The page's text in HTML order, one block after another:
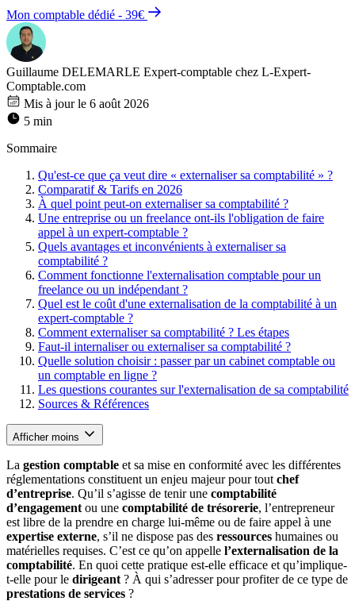
Mon comptable dédié - 39€
Guillaume DELEMARLE Expert-comptable chez L-Expert-
Comptable.com
Mis à jour le 6 août 2026
5 min
Sommaire
Qu'est-ce que ça veut dire « externaliser sa comptabilité » ?
Comparatif & Tarifs en 2026
À quel point peut-on externaliser sa comptabilité ?
Une entreprise ou un freelance ont-ils l'obligation de faire
appel à un expert-comptable ?
Quels avantages et inconvénients à externaliser sa
comptabilité ?
Comment fonctionne l'externalisation comptable pour un
freelance ou un indépendant ?
Quel est le coût d'une externalisation de la comptabilité à un
expert-comptable ?
Comment externaliser sa comptabilité ? Les étapes
Faut-il internaliser ou externaliser sa comptabilité ?
Quelle solution choisir : passer par un cabinet comptable ou
un comptable en ligne ?
Les questions courantes sur l'externalisation de sa comptabilité
Sources & Références
Afficher moins
La gestion comptable et sa mise en conformité avec les différentes
réglementations constituent un enjeu majeur pour tout chef
d’entreprise. Qu’il s’agisse de tenir une comptabilité
d’engagement ou une comptabilité de trésorerie, l’entrepreneur
est libre de la prendre en charge lui-même ou de faire appel à une
expertise externe, s’il ne dispose pas des ressources humaines ou
matérielles requises. C’est ce qu’on appelle l’externalisation de la
comptabilité. En quoi cette pratique est-elle efficace et qu’implique-
t-elle pour le dirigeant ? À qui s’adresser pour profiter de ce type de
prestations de services ?